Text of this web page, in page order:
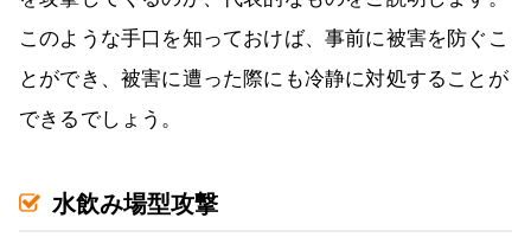
このような手口を知っておけば、事前に被害を防ぐこ
とができ、被害に遭った際にも冷静に対処することが
できるでしょう。
水飲み場型攻撃